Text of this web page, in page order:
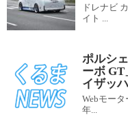
ドレナビ
イト ...
ポルシ
ーボ GT
イザッ
Webモー
年...